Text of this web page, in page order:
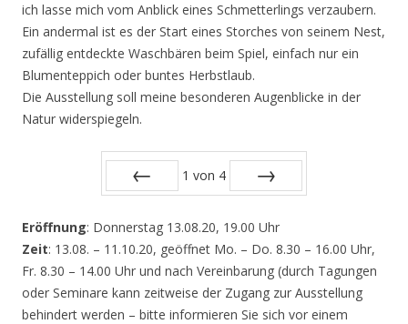
ich lasse mich vom Anblick eines Schmetterlings verzaubern.
Ein andermal ist es der Start eines Storches von seinem Nest,
zufällig entdeckte Waschbären beim Spiel, einfach nur ein
Blumenteppich oder buntes Herbstlaub.
Die Ausstellung soll meine besonderen Augenblicke in der
Natur widerspiegeln.
1 von 4
Eröffnung: Donnerstag 13.08.20, 19.00 Uhr
Zeit: 13.08. – 11.10.20, geöffnet Mo. – Do. 8.30 – 16.00 Uhr,
Fr. 8.30 – 14.00 Uhr und nach Vereinbarung (durch Tagungen
oder Seminare kann zeitweise der Zugang zur Ausstellung
behindert werden – bitte informieren Sie sich vor einem